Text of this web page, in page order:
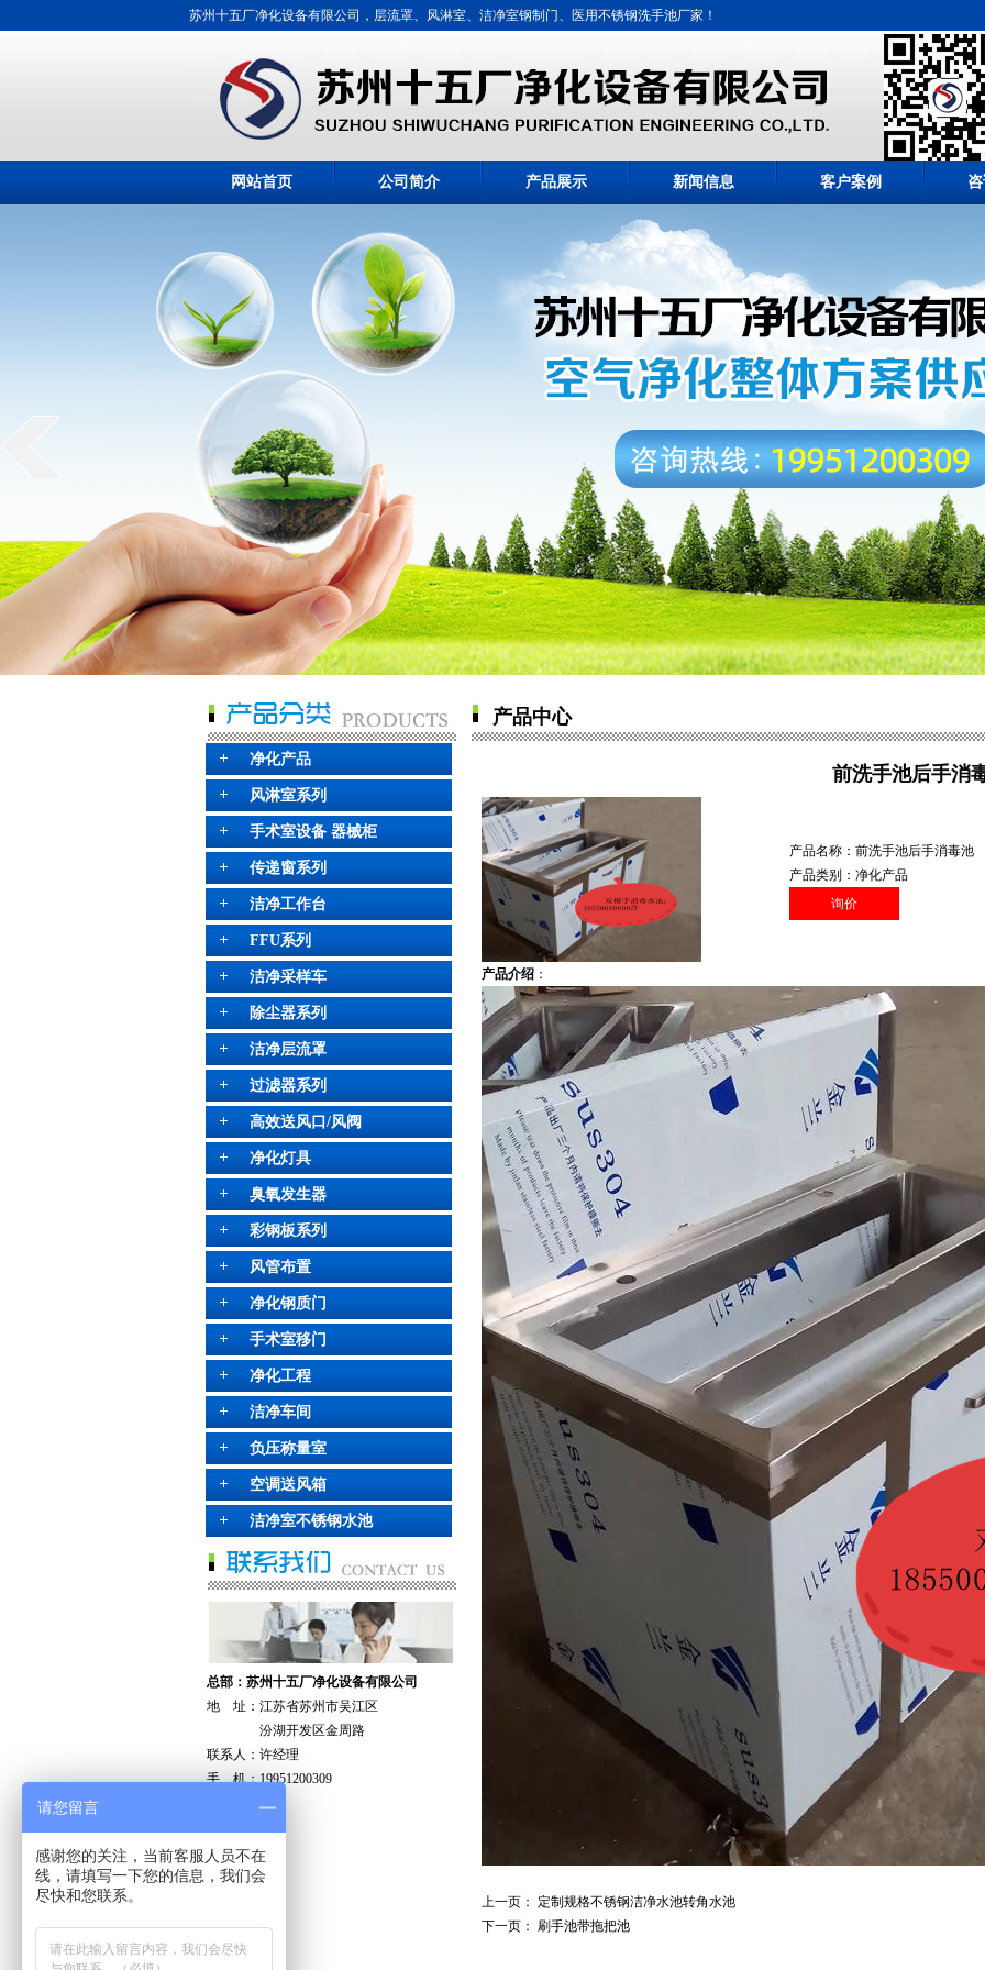
苏州十五厂净化设备有限公司，层流罩、风淋室、洁净室钢制门、医用不锈钢洗手池厂家！
网站首页 公司简介 产品展示 新闻信息 客户案例
净化产品
风淋室系列
手术室设备 器械柜
传递窗系列
洁净工作台
FFU系列
洁净采样车
除尘器系列
洁净层流罩
过滤器系列
高效送风口/风阀
净化灯具
臭氧发生器
彩钢板系列
风管布置
净化钢质门
手术室移门
净化工程
洁净车间
负压称量室
空调送风箱
洁净室不锈钢水池
总部：苏州十五厂净化设备有限公司
地 址：江苏省苏州市吴江区
汾湖开发区金周路
联系人：许经理
手 机：19951200309
产品中心
前洗手池后手消
产品名称：前洗手池后手消毒池
产品类别：净化产品
询价
产品介绍 ：
上一页： 定制规格不锈钢洁净水池转角水池
下一页： 刷手池带拖把池
请您留言
感谢您的关注，当前客服人员不在
线，请填写一下您的信息，我们会
尽快和您联系。